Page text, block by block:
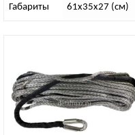
Габариты 61x35x27 (см)